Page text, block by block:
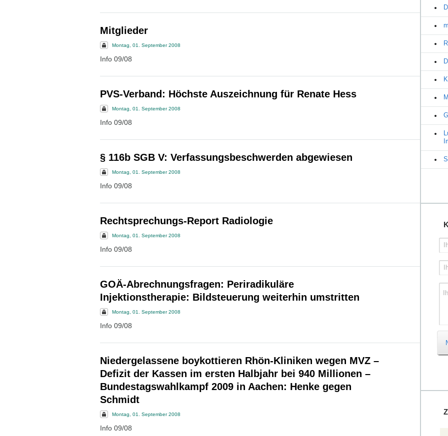
Mitglieder
Montag, 01. September 2008
Info 09/08
PVS-Verband: Höchste Auszeichnung für Renate Hess
Montag, 01. September 2008
Info 09/08
§ 116b SGB V: Verfassungsbeschwerden abgewiesen
Montag, 01. September 2008
Info 09/08
Rechtsprechungs-Report Radiologie
Montag, 01. September 2008
Info 09/08
GOÄ-Abrechnungsfragen: Periradikuläre
Injektionstherapie: Bildsteuerung weiterhin umstritten
Montag, 01. September 2008
Info 09/08
Niedergelassene boykottieren Rhön-Kliniken wegen MVZ –
Defizit der Kassen im ersten Halbjahr bei 940 Millionen –
Bundestagswahlkampf 2009 in Aachen: Henke gegen
Schmidt
Montag, 01. September 2008
Info 09/08